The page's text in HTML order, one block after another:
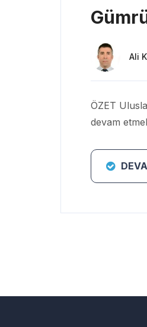
Ali
ÖZET
devam